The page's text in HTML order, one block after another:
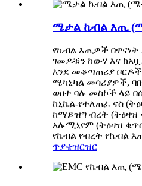
ሜታል ኬብል እጢ
የኬብል እጢዎች
ገመዶቹን ከውሃ እና
እንደ መቆጣጠሪያ
ሜካኒካል መሳሪያዎች,
ወዘተ ባሉ መስኮች ላይ
ከኒኬል-የተለጠፈ ናስ
ከማይዝግ ብረት (ትዕዛዝ
አሉሚኒየም (ትዕዛዝ
የኬብል የብረት የኬብል
ጥያቄዝርዝር